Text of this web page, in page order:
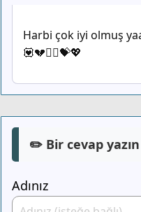
Harbi çok iyi olmuş
💟💔❤️‍🔥💝💖
✏️ Bir cevap yazın
Adınız